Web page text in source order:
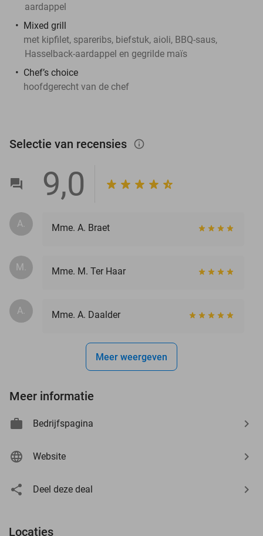
aardappel
Mixed grill
met kipfilet, spareribs, biefstuk, aioli, BBQ-saus,
Hasselback-aardappel en gegrilde maïs
Chef’s choice
hoofdgerecht van de chef
Selectie van recensies info_outlined
9,0
A. Mme. A. Braet
M. Mme. M. Ter Haar
A. Mme. A. Daalder
Meer weergeven
Meer informatie
Bedrijfspagina
Website
Deel deze deal
Locaties